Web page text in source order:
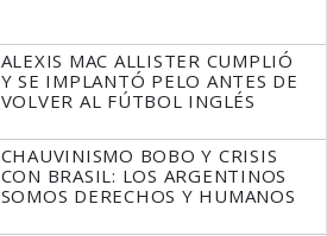
ALEXIS MAC ALLISTER CUMPLIÓ
Y SE IMPLANTÓ PELO ANTES DE
VOLVER AL FÚTBOL INGLÉS
CHAUVINISMO BOBO Y CRISIS
CON BRASIL: LOS ARGENTINOS
SOMOS DERECHOS Y HUMANOS